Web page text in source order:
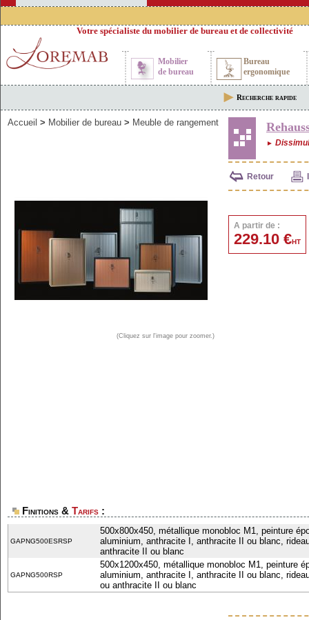
Votre spécialiste du mobilier de bureau et de collectivité
Mobilier
de bureau
Bureau
ergonomique
Recherche rapide
Accueil > Mobilier de bureau > Meuble de rangement
►
(Cliquez sur l'image pour zoomer.)
Retour
A partir de :
229.10 €HT
Finitions & Tarifs :
GAPNG500ESRSP
500x800x450, métallique monobloc M1, peinture
aluminium, anthracite I, anthracite II ou blanc,
anthracite II ou blanc
GAPNG500RSP
500x1200x450, métallique monobloc M1, peinture
aluminium, anthracite I, anthracite II ou blanc,
ou anthracite II ou blanc